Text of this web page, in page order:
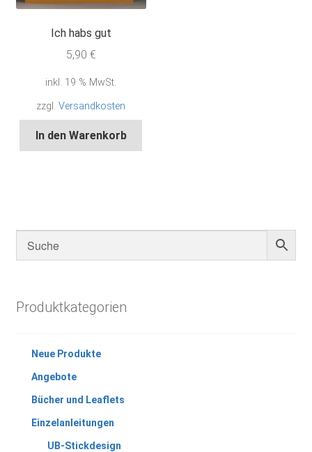
Ich habs gut
5,90 €
inkl. 19 % MwSt.
zzgl.Versandkosten
In den Warenkorb
Produktkategorien
Neue Produkte
Angebote
Bücher und Leaflets
Einzelanleitungen
UB-Stickdesign